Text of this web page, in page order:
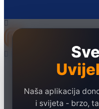
Naša aplikacija
i svijeta - brzo,
Društvo